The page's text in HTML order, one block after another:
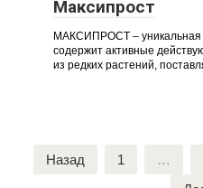
Максипрост
МАКСИПРОСТ – уникальная
содержит активные
из редких растений,
Навигация
Назад 1 …